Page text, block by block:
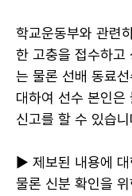
학교운동부와 관련
한 고충을 접수하고
는 물론 선배 동료
대하여 선수 본인은
신고를 할 수 있습니
▶ 제보된 내용에 대
물론 신분 확인을